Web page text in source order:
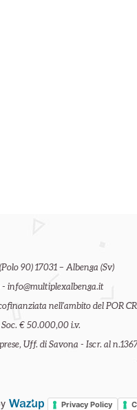
90) 17031 – Albenga (Sv)
- info@multiplexalbenga.it
nell'ambito del POR
€ 50.000,00 i.v.
Uff. di Savona - Iscr. al
Privacy Policy